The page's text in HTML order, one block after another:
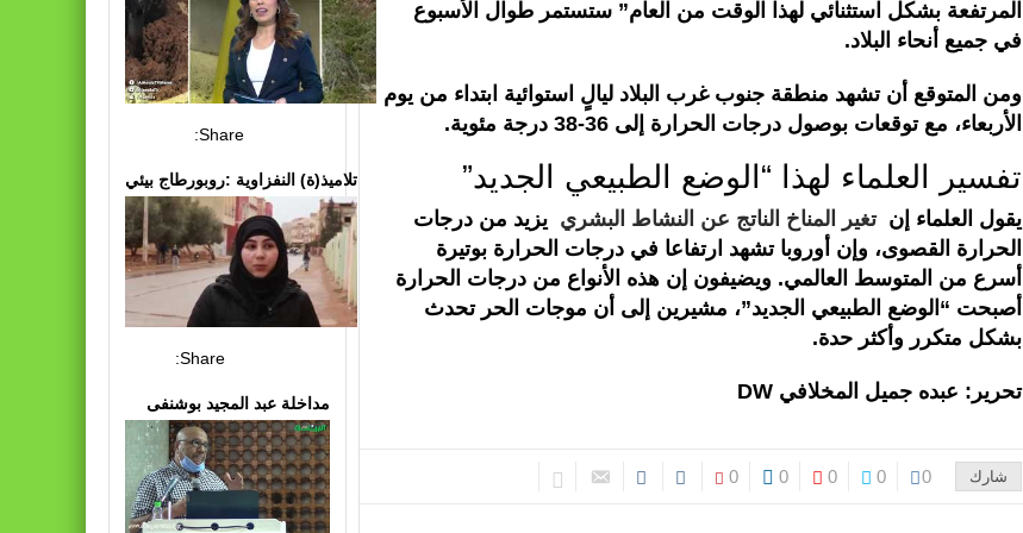
المرتفعة بشكل استثنائي لهذا الوقت من العام” ستستمر طوال الأسبوع
في جميع أنحاء البلاد.
ومن المتوقع أن تشهد منطقة جنوب غرب البلاد ليالٍ استوائية ابتداء من يوم
الأربعاء، مع توقعات بوصول درجات الحرارة إلى 36-38 درجة مئوية.
تفسير العلماء لهذا “الوضع الطبيعي الجديد”
يقول العلماء إنتغير المناخ الناتج عن النشاط البشري يزيد من درجات
الحرارة القصوى، وإن أوروبا تشهد ارتفاعا في درجات الحرارة بوتيرة
أسرع من المتوسط ​​العالمي. ويضيفون إن هذه الأنواع من درجات الحرارة
أصبحت “الوضع الطبيعي الجديد”، مشيرين إلى أن موجات الحر تحدث
بشكل متكرر وأكثر حدة.
تحرير: عبده جميل المخلافي DW
شارك 0
0
0
0
0
Share:
تلاميذ(ة) النفزاوية :روبورطاج بيئي
Share:
مداخلة عبد المجيد بوشنفى